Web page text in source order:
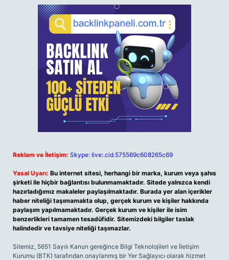
Reklam ve İletişim: Skype: live:.cid.575569c608265c69
Yasal Uyarı: Bu internet sitesi, herhangi bir marka, kurum veya şahıs
şirketi ile hiçbir bağlantısı bulunmamaktadır. Sitede yalnızca kendi
hazırladığımız makaleler paylaşılmaktadır. Burada yer alan içerikler
haber niteliği taşımamakta olup, gerçek kurum ve kişiler hakkında
paylaşım yapılmamaktadır. Gerçek kurum ve kişiler ile isim
benzerlikleri tamamen tesadüfidir. Sitemizdeki bilgiler taslak
halindedir ve tavsiye niteliği taşımazlar.
Sitemiz, 5651 Sayılı Kanun gereğince Bilgi Teknolojileri ve İletişim
Kurumu (BTK) tarafından onaylanmış bir Yer Sağlayıcı olarak hizmet